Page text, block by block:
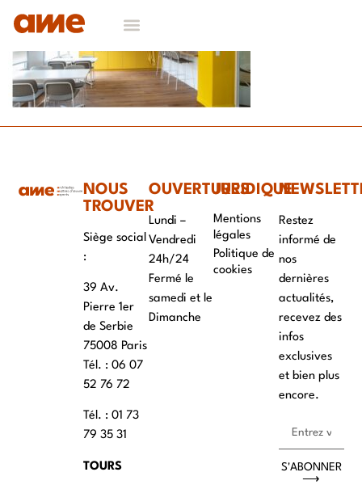
NOUS
TROUVER
Siège social
:
39 Av.
Pierre 1er
de Serbie
75008 Paris
Tél. : ‭06 07
52 76 72
Tél. : 01 73
79 35 31
TOURS
OUVERTURES
Lundi –
Vendredi
24h/24
Fermé le
samedi et le
Dimanche
JURIDIQUE
Mentions
légales
Politique de
cookies
Restez
informé de
nos
dernières
actualités,
recevez des
infos
exclusives
et bien plus
encore.
S'ABONNER
⟶